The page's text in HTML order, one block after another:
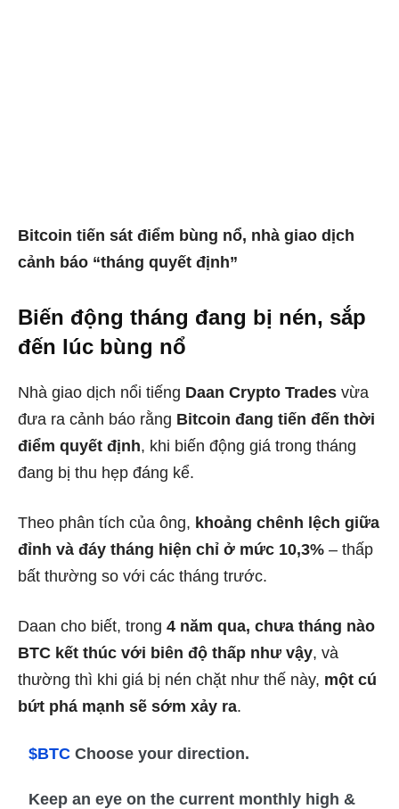
Bitcoin tiến sát điểm bùng nổ, nhà giao dịch
cảnh báo “tháng quyết định”
Biến động tháng đang bị nén, sắp
đến lúc bùng nổ
Nhà giao dịch nổi tiếng Daan Crypto Trades vừa
đưa ra cảnh báo rằng Bitcoin đang tiến đến thời
điểm quyết định, khi biến động giá trong tháng
đang bị thu hẹp đáng kể.
Theo phân tích của ông, khoảng chênh lệch giữa
đỉnh và đáy tháng hiện chỉ ở mức 10,3% – thấp
bất thường so với các tháng trước.
Daan cho biết, trong 4 năm qua, chưa tháng nào
BTC kết thúc với biên độ thấp như vậy, và
thường thì khi giá bị nén chặt như thế này, một cú
bứt phá mạnh sẽ sớm xảy ra.
$BTC Choose your direction.
Keep an eye on the current monthly high &